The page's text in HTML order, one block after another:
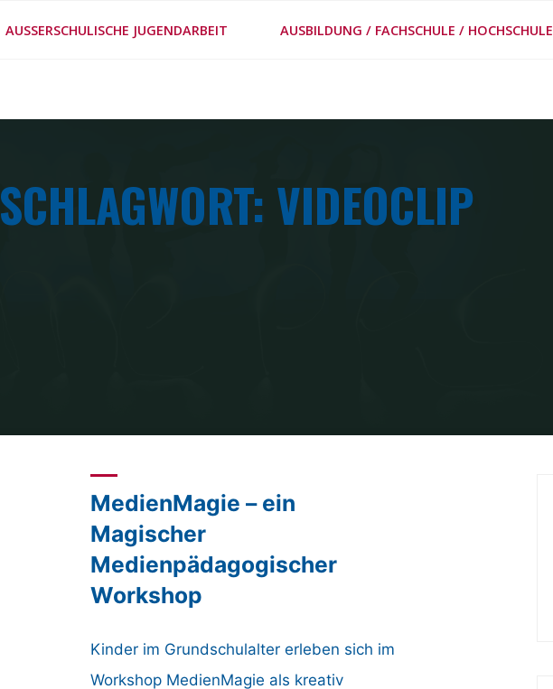
METHODENSTECKBRIEFE
AUSSERSCHULISCHE JUGENDARBEIT AUSBILDUNG / FACHSCHULE / HOCHSCHULE
SCHLAGWORT: VIDEOCLIP
MedienMagie – ein
Magischer
Medienpädagogischer
Workshop
Kinder im Grundschulalter erleben sich im
Workshop MedienMagie als kreativ